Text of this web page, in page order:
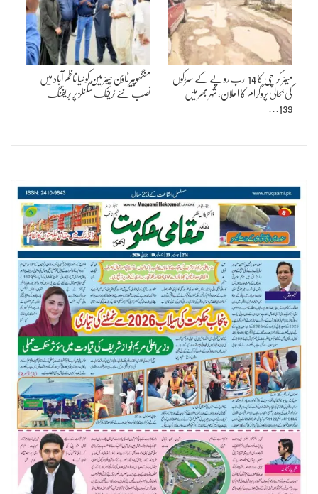
میئر کراچی کا 14 ارب روپے کے سڑکوں
کی بحالی پروگرام کا اعلان، شہر بھر میں
139…
منگھوپیر ٹاؤن چیئرمین کو نیا ناظم آباد میں
نصب نئے ٹریفک سگنلز پر بریفنگ